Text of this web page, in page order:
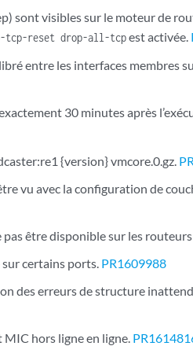
sont visibles sur le moteur de
tcp-reset drop-all-tcpest activée.
entre les interfaces membres
30 minutes après
{version} vmcore.0.gz.
vu avec la configuration de
être disponible sur les
certains ports. PR1609988
des erreurs de structure
MIC hors ligne en ligne.